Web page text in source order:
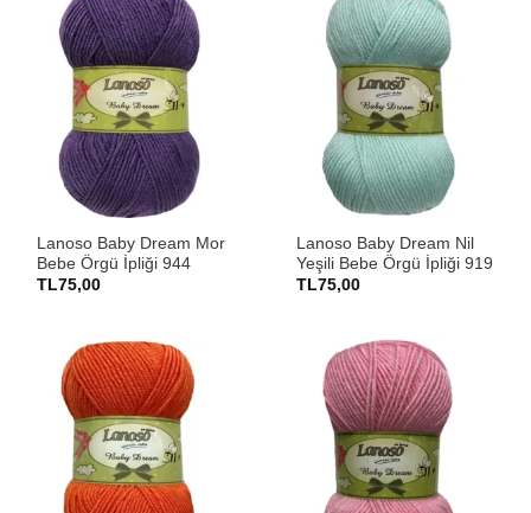
Lanoso Baby Dream Mor
Bebe Örgü İpliği 944
TL75,00
Lanoso Baby Dream Nil
Yeşili Bebe Örgü İpliği 919
TL75,00